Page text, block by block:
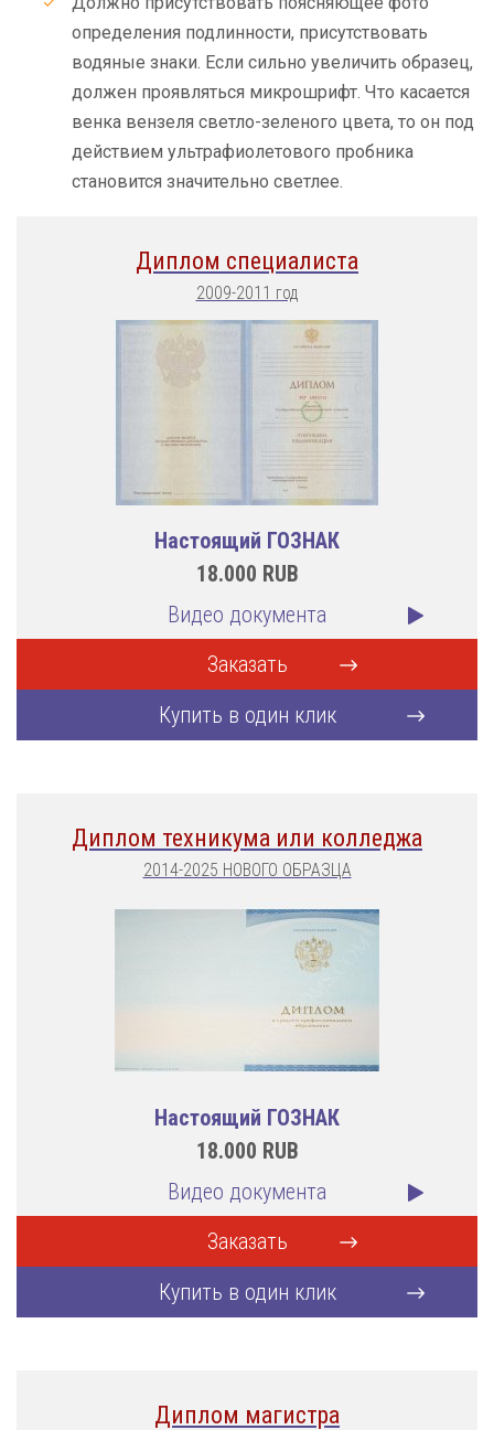
определения подлинности, присутствовать
водяные знаки. Если сильно увеличить образец,
должен проявляться микрошрифт. Что касается
венка вензеля светло-зеленого цвета, то он под
действием ультрафиолетового пробника
становится значительно светлее.
Диплом специалиста
2009-2011 год
Настоящий ГОЗНАК
18.000 RUB
Видео документа
Заказать
Купить в один клик
Диплом техникума или колледжа
2014-2025 НОВОГО ОБРАЗЦА
Настоящий ГОЗНАК
18.000 RUB
Видео документа
Заказать
Купить в один клик
Диплом магистра